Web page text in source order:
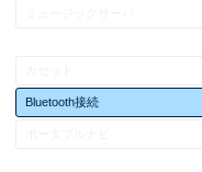
Bluetooth接続